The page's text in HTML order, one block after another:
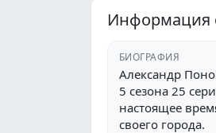
Информация
БИОГРАФИЯ
Александр
5 сезона 25
настоящее
своего города.